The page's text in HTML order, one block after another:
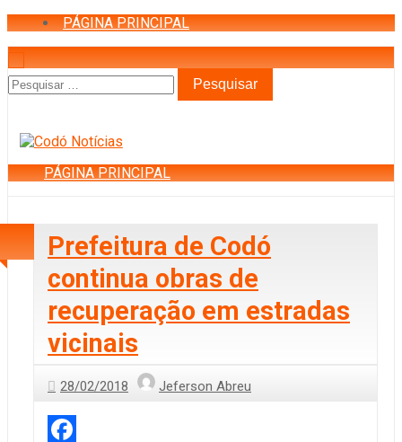
PÁGINA PRINCIPAL
Pesquisar
por:
PÁGINA PRINCIPAL
Prefeitura de Codó
continua obras de
recuperação em estradas
vicinais
28/02/2018 Jeferson Abreu